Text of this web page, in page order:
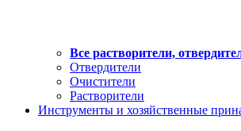
Все растворители,
Отвердители
Очистители
Растворители
Инструменты и хозяйственные